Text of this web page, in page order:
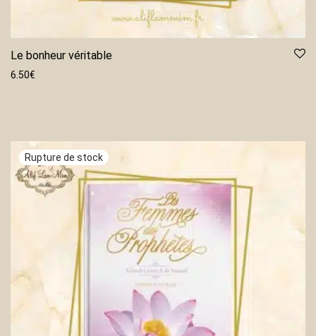
Le bonheur véritable
6.50€